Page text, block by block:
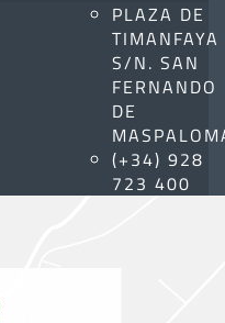
PLAZA DE
TIMANFAYA
S/N. SAN
FERNANDO
DE
(+34) 928
723 400